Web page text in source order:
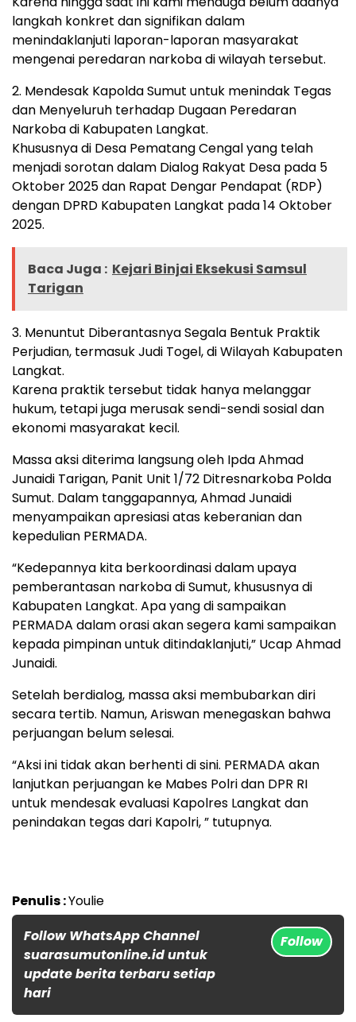
langkah konkret dan signifikan dalam
menindaklanjuti laporan-laporan masyarakat
mengenai peredaran narkoba di wilayah tersebut.
2. Mendesak Kapolda Sumut untuk menindak Tegas
dan Menyeluruh terhadap Dugaan Peredaran
Narkoba di Kabupaten Langkat.
Khususnya di Desa Pematang Cengal yang telah
menjadi sorotan dalam Dialog Rakyat Desa pada 5
Oktober 2025 dan Rapat Dengar Pendapat (RDP)
dengan DPRD Kabupaten Langkat pada 14 Oktober
2025.
Baca Juga : Kejari Binjai Eksekusi Samsul
Tarigan
3. Menuntut Diberantasnya Segala Bentuk Praktik
Perjudian, termasuk Judi Togel, di Wilayah Kabupaten
Langkat.
Karena praktik tersebut tidak hanya melanggar
hukum, tetapi juga merusak sendi-sendi sosial dan
ekonomi masyarakat kecil.
Massa aksi diterima langsung oleh Ipda Ahmad
Junaidi Tarigan, Panit Unit 1/72 Ditresnarkoba Polda
Sumut. Dalam tanggapannya, Ahmad Junaidi
menyampaikan apresiasi atas keberanian dan
kepedulian PERMADA.
“Kedepannya kita berkoordinasi dalam upaya
pemberantasan narkoba di Sumut, khususnya di
Kabupaten Langkat. Apa yang di sampaikan
PERMADA dalam orasi akan segera kami sampaikan
kepada pimpinan untuk ditindaklanjuti,” Ucap Ahmad
Junaidi.
Setelah berdialog, massa aksi membubarkan diri
secara tertib. Namun, Ariswan menegaskan bahwa
perjuangan belum selesai.
“Aksi ini tidak akan berhenti di sini. PERMADA akan
lanjutkan perjuangan ke Mabes Polri dan DPR RI
untuk mendesak evaluasi Kapolres Langkat dan
penindakan tegas dari Kapolri, ” tutupnya.
Penulis :Youlie
Follow WhatsApp Channel
suarasumutonline.id untuk
update berita terbaru setiap
hari
Follow